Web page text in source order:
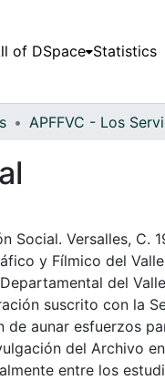
of DSpace Statistics
Social. Versalles, C.
y Fílmico del
del
suscrito con la
aunar esfuerzos
del Archivo
entre los